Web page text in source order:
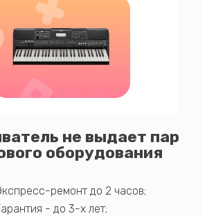
не выдает пар
оборудования
ремонт до 2 часов;
- до 3-х лет;